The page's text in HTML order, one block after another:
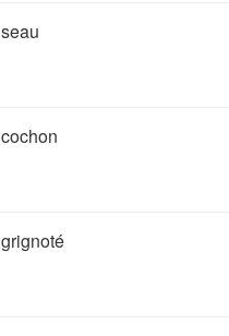
seau
cochon
grignoté